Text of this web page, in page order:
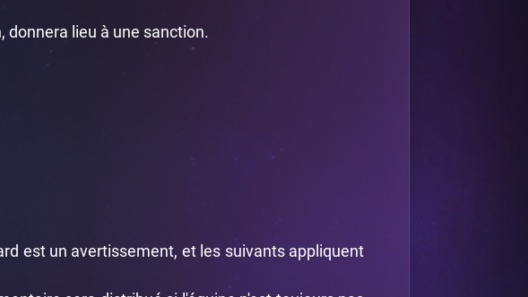
donnera lieu à une sanction.
est un avertissement, et les suivants appliquent